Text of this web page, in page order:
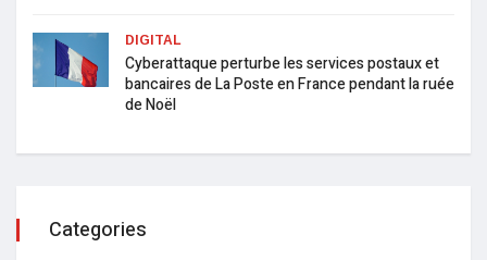
DIGITAL
Cyberattaque perturbe les services postaux et
bancaires de La Poste en France pendant la ruée
de Noël
Categories